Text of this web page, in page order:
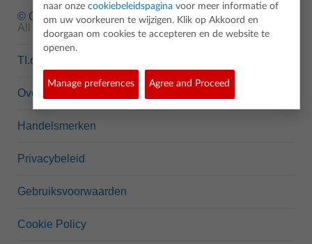
© Copyright1995-2026 Texas Instruments Incorporated.
All rights reserved.
TI.com
Over ons
Handelsmerken
Privacybeleid
Gebruiksvoorwaarden
Cookie Policy
naar onze cookiebeleidspagina voor meer informatie of
om uw voorkeuren te wijzigen. Klik op Akkoord en
doorgaan om cookies te accepteren en de website te
openen.
Manage preferences Agree and Proceed